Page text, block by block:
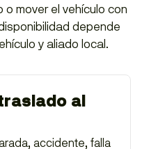
mover el vehículo con
depende
y aliado local.
al
accidente, falla